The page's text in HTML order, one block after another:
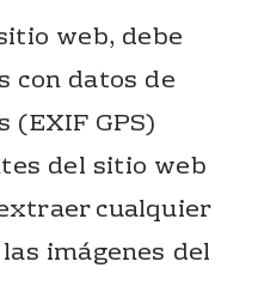
web, debe
con datos de
(EXIF GPS)
del sitio web
cualquier
imágenes del